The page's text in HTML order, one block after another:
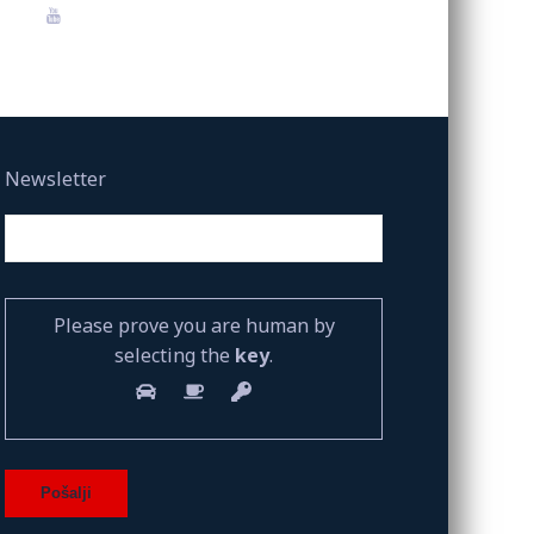
Newsletter
Please prove you are human by
selecting the key.